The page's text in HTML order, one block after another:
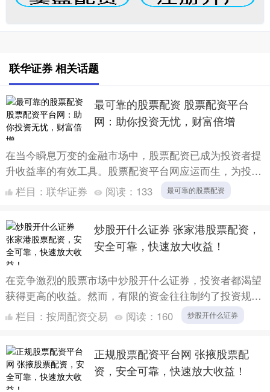
联华证券 相关话题
最可靠的股票配资 股票配资平台
网：助你投资无忧，财富倍增
在当今瞬息万变的金融市场中，股票配资已成为投资者提
升收益率的有效工具。股票配资平台网应运而生，为投资
者提供便捷、安全的配资服务，助力其投资无忧，财富倍
增。 票配....
栏目： 联华证券 阅读： 133 最可靠的股票配资
炒股开什么证券 张家港股票配资，
安全可靠，快速放大收益！
在竞争激烈的股票市场中炒股开什么证券，投资者都渴望
获得更高的收益。然而，有限的资金往往制约了投资规模
和盈利潜力。股票配资作为一种创新的金融工具，为投资
者提供了一....
栏目： 按周配资交易 阅读： 160 炒股开什么证券
正规股票配资平台网 张掖股票配
资，安全可靠，快速放大收益！